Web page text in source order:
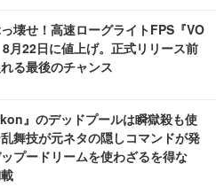
壊せ！高速ローグライトFPS『VO
8月22日に値上げ。正式リリース前
る最後のチャンス
』のデッドプールは瞬獄殺も使
舞技が元ネタの隠しコマンドが発
プードリームを使わざるを得な